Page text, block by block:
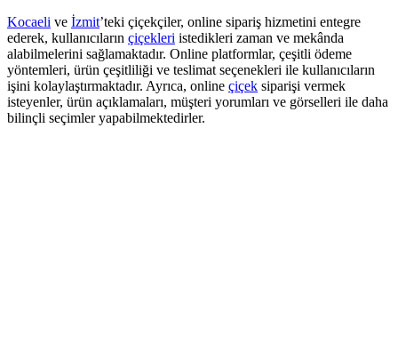
Kocaeli ve İzmit’teki çiçekçiler, online sipariş hizmetini entegre
ederek, kullanıcıların çiçekleri istedikleri zaman ve mekânda
alabilmelerini sağlamaktadır. Online platformlar, çeşitli ödeme
yöntemleri, ürün çeşitliliği ve teslimat seçenekleri ile kullanıcıların
işini kolaylaştırmaktadır. Ayrıca, online çiçek siparişi vermek
isteyenler, ürün açıklamaları, müşteri yorumları ve görselleri ile daha
bilinçli seçimler yapabilmektedirler.